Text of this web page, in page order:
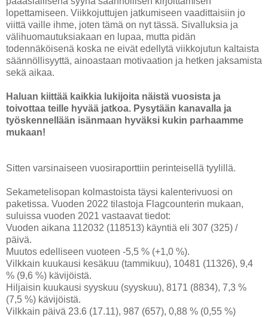
lopettamiseen. Viikkojuttujen jatkumiseen vaadittaisiin jo
viittä vaille ihme, joten tämä on nyt tässä. Sivalluksia ja
välihuomautuksiakaan en lupaa, mutta pidän
todennäköisenä koska ne eivät edellytä viikkojutun kaltaista
säännöllisyyttä, ainoastaan motivaation ja hetken jaksamista
sekä aikaa.
Haluan kiittää kaikkia lukijoita näistä vuosista ja
toivottaa teille hyvää jatkoa. Pysytään kanavalla ja
työskennellään isänmaan hyväksi kukin parhaamme
mukaan!
Sitten varsinaiseen vuosiraporttiin perinteisellä tyylillä.
Sekametelisopan kolmastoista täysi kalenterivuosi on
paketissa. Vuoden 2022 tilastoja Flagcounterin mukaan,
suluissa vuoden 2021 vastaavat tiedot:
Vuoden aikana 112032 (118513) käyntiä eli 307 (325) /
päivä.
Muutos edelliseen vuoteen -5,5 % (+1,0 %).
Vilkkain kuukausi kesäkuu (tammikuu), 10481 (11326), 9,4
% (9,6 %) kävijöistä.
Hiljaisin kuukausi syyskuu (syyskuu), 8171 (8834), 7,3 %
(7,5 %) kävijöistä.
Vilkkain päivä 23.6 (17.11), 987 (657), 0,88 % (0,55 %)